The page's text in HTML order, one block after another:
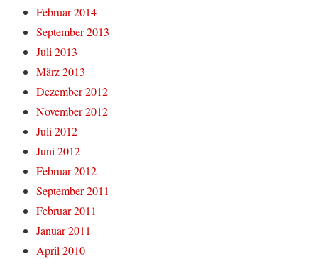
Februar 2014
September 2013
Juli 2013
März 2013
Dezember 2012
November 2012
Juli 2012
Juni 2012
Februar 2012
September 2011
Februar 2011
Januar 2011
April 2010